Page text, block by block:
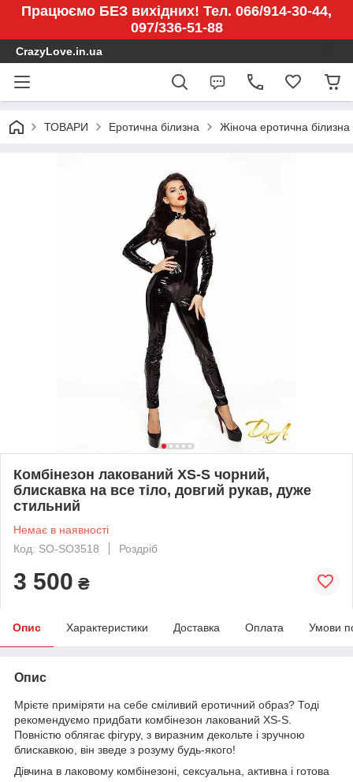
Працюємо БЕЗ вихідних! Тел. 066/914-30-44,
097/336-51-88
CrazyLove.in.ua
ТОВАРИ Еротична білизна Жіноча еротична білизна
Комбінезон лакований XS-S чорний,
блискавка на все тіло, довгий рукав, дуже
стильний
Немає в наявності
Код: SO-SO3518
Роздріб
3 500 ₴
Опис Характеристики Доставка Оплата Умови
Опис
Мрієте приміряти на себе сміливий еротичний образ? Тоді
рекомендуємо придбати комбінезон лакований XS-S.
Повністю облягає фігуру, з виразним декольте і зручною
блискавкою, він зведе з розуму будь-якого!
Дівчина в лаковому комбінезоні, сексуальна, активна і готова